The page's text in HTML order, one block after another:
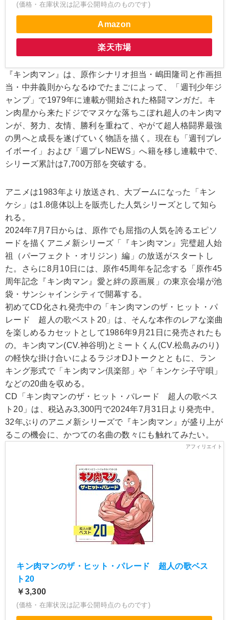
(価格・在庫状況は記事公開時点のものです)
Amazon
楽天市場
『キン肉マン』は、原作シナリオ担当・嶋田隆司と作画担
当・中井義則からなるゆでたまごによって、「週刊少年ジ
ャンプ」で1979年に連載が開始された格闘マンガだ。キ
ン肉星から来たドジでマヌケな落ちこぼれ超人のキン肉マ
ンが、努力、友情、勝利を重ねて、やがて超人格闘界最強
の男へと成長を遂げていく物語を描く。現在も「週刊プレ
イボーイ」および「週プレNEWS」へ籍を移し連載中で、
シリーズ累計は7,700万部を突破する。
アニメは1983年より放送され、大ブームになった「キン
ケシ」は1.8億体以上を販売した人気シリーズとして知ら
れる。
2024年7月7日からは、原作でも屈指の人気を誇るエピソ
ードを描くアニメ新シリーズ「『キン肉マン』完璧超人始
祖（パーフェクト・オリジン）編」の放送がスタートし
た。さらに8月10日には、原作45周年を記念する「原作45
周年記念『キン肉マン』愛と絆の原画展」の東京会場が池
袋・サンシャインシティで開幕する。
初めてCD化され発売中の「キン肉マンのザ・ヒット・パ
レード 超人の歌ベスト20」は、そんな本作のレアな楽曲
を楽しめるカセットとして1986年9月21日に発売されたも
の。キン肉マン(CV.神谷明)とミートくん(CV.松島みのり)
の軽快な掛け合いによるラジオDJトークとともに、ラン
キング形式で「キン肉マン倶楽部」や「キンケシ子守唄」
などの20曲を収める。
CD「キン肉マンのザ・ヒット・パレード 超人の歌ベス
ト20」は、税込み3,300円で2024年7月31日より発売中。
32年ぶりのアニメ新シリーズで『キン肉マン』が盛り上が
るこの機会に、かつての名曲の数々にも触れてみたい。
キン肉マンのザ・ヒット・パレード 超人の歌ベス
ト20
￥3,300
(価格・在庫状況は記事公開時点のものです)